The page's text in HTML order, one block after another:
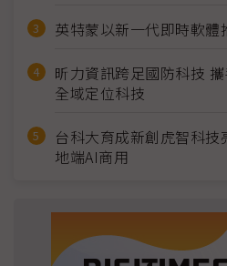
英特蒙以新一代即時軟體
昕力資訊跨足國防科技
全域定位科技
台科大育成新創虎智科技
地端AI商用